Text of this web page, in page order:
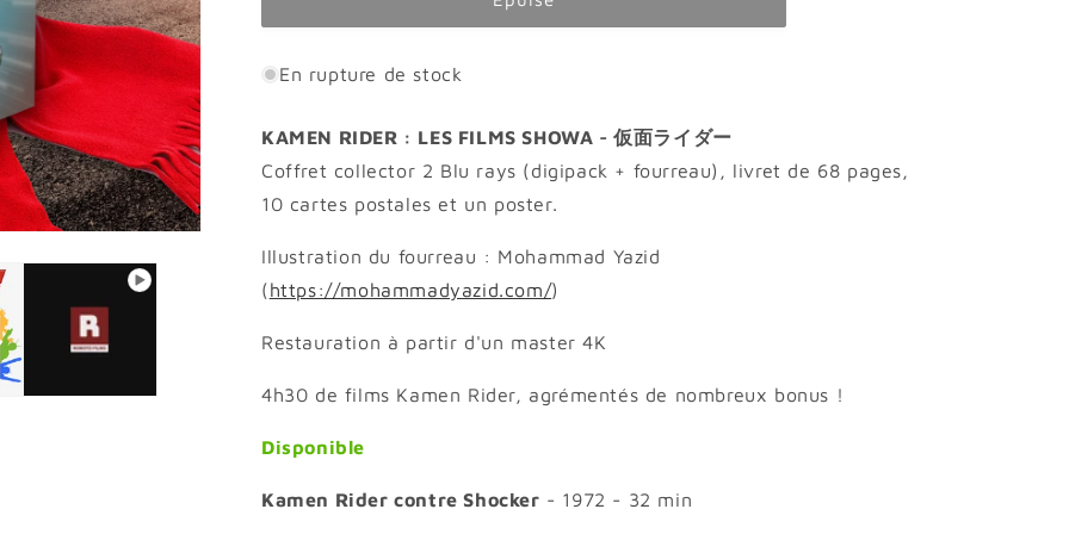
KAMEN
-
SHOWA
KAMEN
-
SHOWA
En rupture de stock
KAMEN RIDER : LES FILMS SHOWA - 仮面ライダー
Coffret collector 2 Blu rays (digipack + fourreau), livret de 68 pages,
10 cartes postales et un poster.
Illustration du fourreau : Mohammad Yazid
(https://mohammadyazid.com/)
Restauration à partir d'un master 4K
4h30 de films Kamen Rider, agrémentés de nombreux bonus !
Disponible
Kamen Rider contre Shocker - 1972 - 32 min